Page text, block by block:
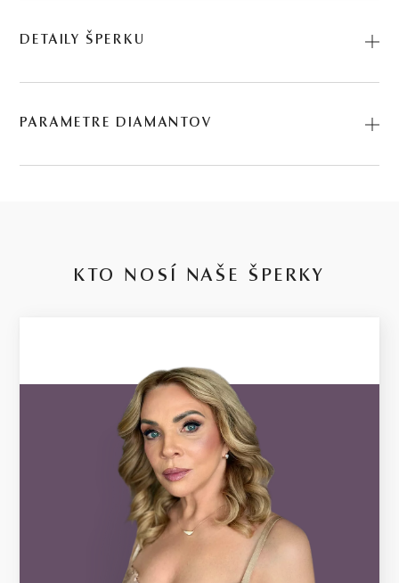
DETAILY ŠPERKU
ružovo zlate citlivo zvádzajú túžby žien po netradičnom
Kód: 224612023.
36 KS DIAMANTOV
RUŽOVÉ ZLATO
2 g
VÁHA
PARAMETRE DIAMANTOV
KTO NOSÍ NAŠE ŠPERKY